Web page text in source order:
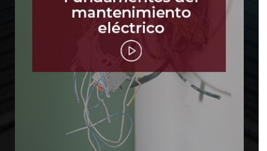
ENTRAR
Recuérdame